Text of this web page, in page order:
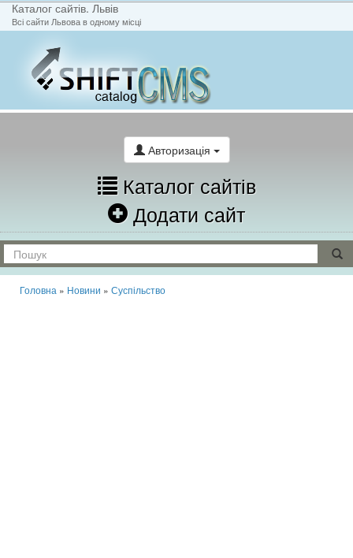
Каталог сайтів. Львів
Всі сайти Львова в одному місці
Авторизація
Каталог сайтів
Додати сайт
Головна » Новини » Суспільство